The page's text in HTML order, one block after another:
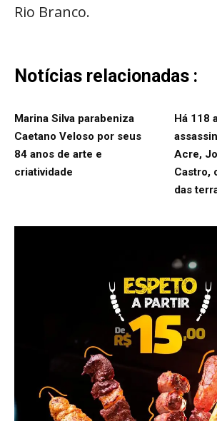
Rio Branco.
Notícias relacionadas :
Marina Silva parabeniza
Caetano Veloso por seus
84 anos de arte e
criatividade
Há 118
Acre,
Castro,
das